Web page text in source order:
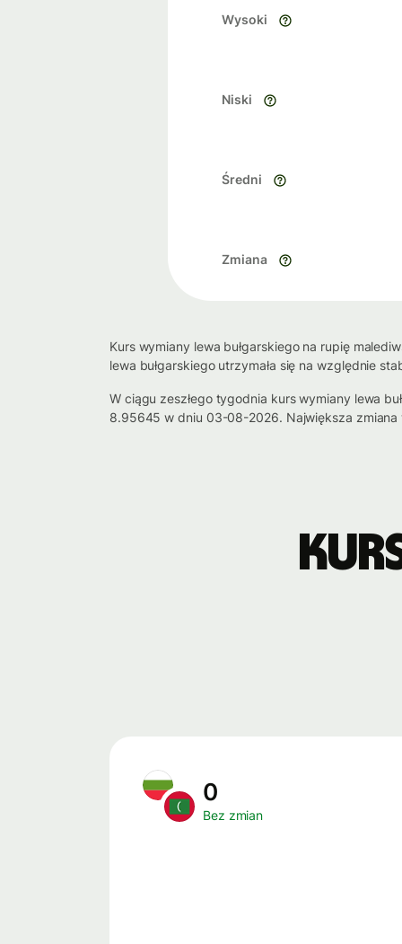
Wysoki
Niski
Średni
Zmiana
Kurs wymiany lewa bułgarskiego na rupię
lewa bułgarskiego utrzymała się na względnie
W ciągu zeszłego tygodnia kurs wymiany lewa
8.95645 w dniu 03-08-2026. Największa
0
Bez zmian